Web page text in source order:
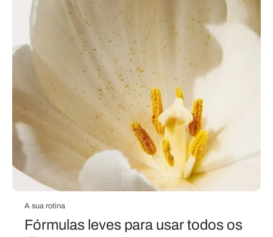
A sua rotina
Fórmulas leves para usar todos os